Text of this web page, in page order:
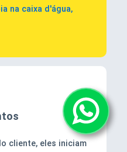
na caixa d'água,
cliente, eles iniciam